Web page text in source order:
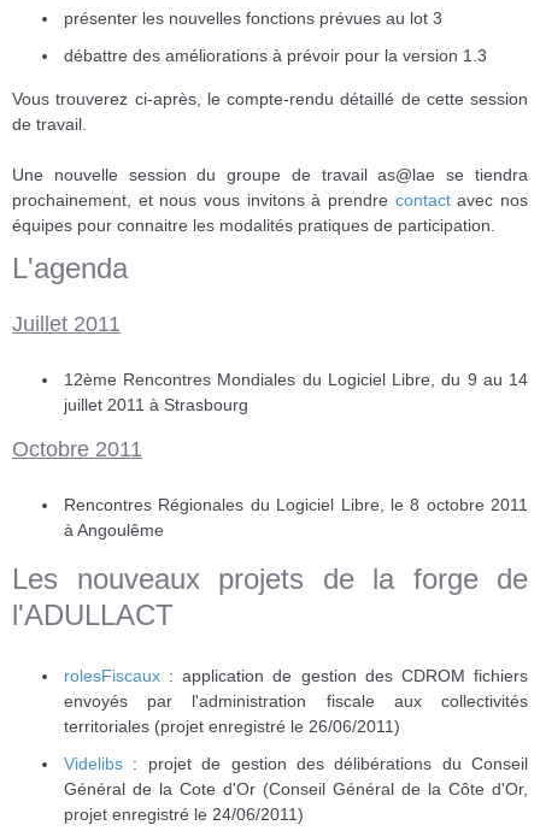
présenter les nouvelles fonctions prévues au lot 3
débattre des améliorations à prévoir pour la version 1.3
Vous trouverez ci-après, le compte-rendu détaillé de cette session
de travail.
Une nouvelle session du groupe de travail as@lae se tiendra
prochainement, et nous vous invitons à prendre contactavec nos
équipes pour connaitre les modalités pratiques de participation.
L'agenda
Juillet 2011
12ème Rencontres Mondiales du Logiciel Libre, du 9 au 14
juillet 2011 à Strasbourg
Octobre 2011
Rencontres Régionales du Logiciel Libre, le 8 octobre 2011
à Angoulême
Les nouveaux projets de la forge de
l'ADULLACT
rolesFiscaux : application de gestion des CDROM fichiers
envoyés par l'administration fiscale aux collectivités
territoriales (projet enregistré le 26/06/2011)
Videlibs : projet de gestion des délibérations du Conseil
Général de la Cote d'Or (Conseil Général de la Côte d'Or,
projet enregistré le 24/06/2011)